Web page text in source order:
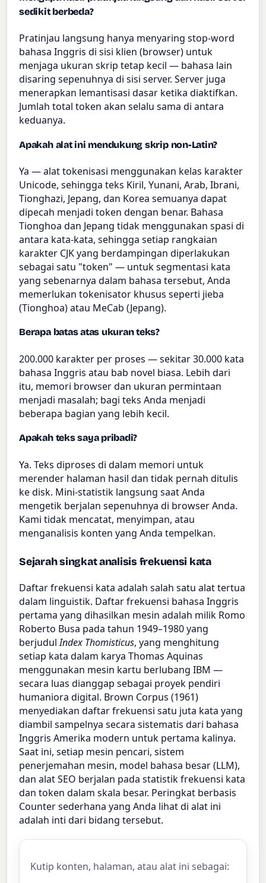
sedikit berbeda?
Pratinjau langsung hanya menyaring stop-word
bahasa Inggris di sisi klien (browser) untuk
menjaga ukuran skrip tetap kecil — bahasa lain
disaring sepenuhnya di sisi server. Server juga
menerapkan lemantisasi dasar ketika diaktifkan.
Jumlah total token akan selalu sama di antara
keduanya.
Apakah alat ini mendukung skrip non-Latin?
Ya — alat tokenisasi menggunakan kelas karakter
Unicode, sehingga teks Kiril, Yunani, Arab, Ibrani,
Tionghazi, Jepang, dan Korea semuanya dapat
dipecah menjadi token dengan benar. Bahasa
Tionghoa dan Jepang tidak menggunakan spasi di
antara kata-kata, sehingga setiap rangkaian
karakter CJK yang berdampingan diperlakukan
sebagai satu "token" — untuk segmentasi kata
yang sebenarnya dalam bahasa tersebut, Anda
memerlukan tokenisator khusus seperti jieba
(Tionghoa) atau MeCab (Jepang).
Berapa batas atas ukuran teks?
200.000 karakter per proses — sekitar 30.000 kata
bahasa Inggris atau bab novel biasa. Lebih dari
itu, memori browser dan ukuran permintaan
menjadi masalah; bagi teks Anda menjadi
beberapa bagian yang lebih kecil.
Apakah teks saya pribadi?
Ya. Teks diproses di dalam memori untuk
merender halaman hasil dan tidak pernah ditulis
ke disk. Mini-statistik langsung saat Anda
mengetik berjalan sepenuhnya di browser Anda.
Kami tidak mencatat, menyimpan, atau
menganalisis konten yang Anda tempelkan.
Sejarah singkat analisis frekuensi kata
Daftar frekuensi kata adalah salah satu alat tertua
dalam linguistik. Daftar frekuensi bahasa Inggris
pertama yang dihasilkan mesin adalah milik Romo
Roberto Busa pada tahun 1949–1980 yang
berjudulIndex Thomisticus, yang menghitung
setiap kata dalam karya Thomas Aquinas
menggunakan mesin kartu berlubang IBM —
secara luas dianggap sebagai proyek pendiri
humaniora digital. Brown Corpus (1961)
menyediakan daftar frekuensi satu juta kata yang
diambil sampelnya secara sistematis dari bahasa
Inggris Amerika modern untuk pertama kalinya.
Saat ini, setiap mesin pencari, sistem
penerjemahan mesin, model bahasa besar (LLM),
dan alat SEO berjalan pada statistik frekuensi kata
dan token dalam skala besar. Peringkat berbasis
Counter sederhana yang Anda lihat di alat ini
adalah inti dari bidang tersebut.
Kutip konten, halaman, atau alat ini sebagai: